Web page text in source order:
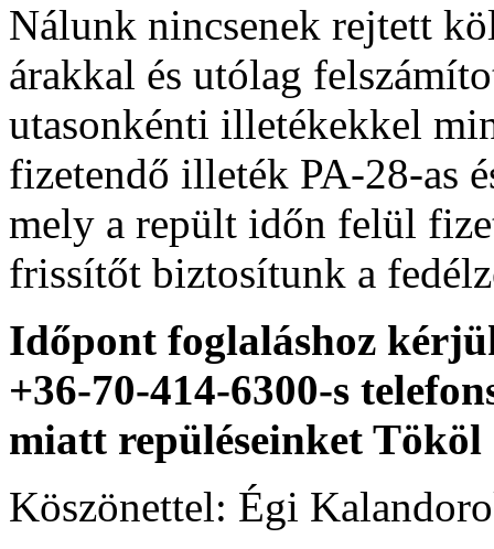
Nálunk nincsenek rejtett
árakkal és utólag
utasonkénti illetékekkel
fizetendő illeték PA-28-as
mely a repült időn felül
frissítőt biztosítunk a
Időpont foglaláshoz
+36-70-414-6300-s
miatt repüléseinket
Köszönettel: Égi